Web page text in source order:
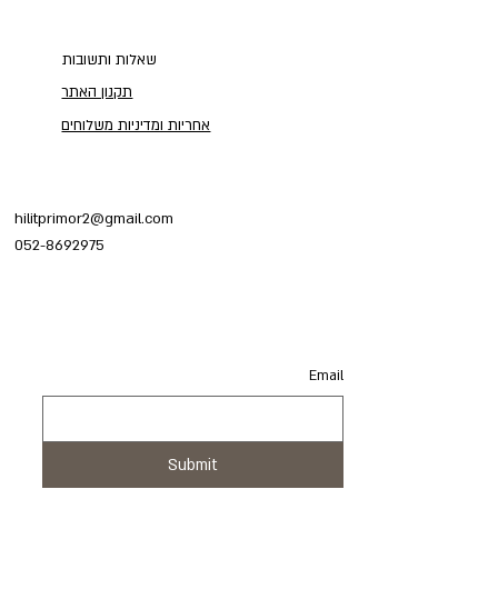
שאלות ותשובות
תקנון האתר
אחריות ומדיניות משלוחים
hilitprimor2@gmail.com
052-8692975
Email
Submit
Email
Submit